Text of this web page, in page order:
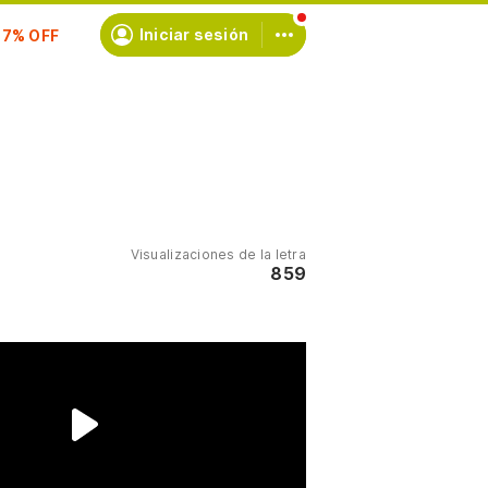
Iniciar sesión
Visualizaciones de la letra
859